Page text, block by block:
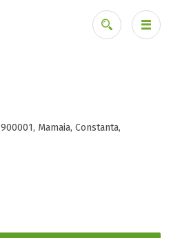
Mamaia, Constanta,